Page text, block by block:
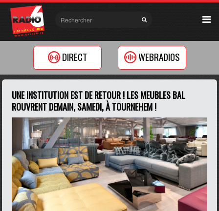
DIRECT WEBRADIOS
UNE INSTITUTION EST DE RETOUR ! LES MEUBLES BAL
ROUVRENT DEMAIN, SAMEDI, À TOURNEHEM !